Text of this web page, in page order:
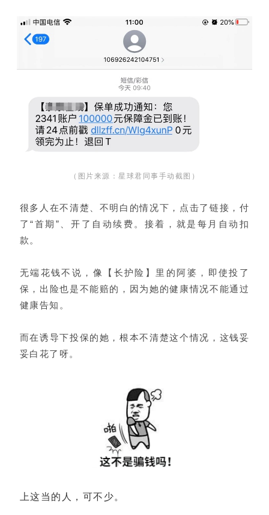
（图片来源：星球君同事手动截图）
很多人在不清楚、不明白的情况下，点击了链接，付
了“首期”、开了自动续费。接着，就是每月自动扣
款。
无端花钱不说，像【长护险】里的阿婆，即使投了
保，出险也是不能赔的，因为她的健康情况不能通过
健康告知。
而在诱导下投保的她，根本不清楚这个情况，这钱妥
妥白花了呀。
上这当的人，可不少。